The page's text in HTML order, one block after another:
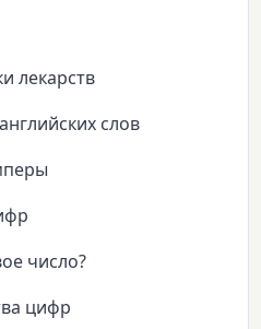
лекарств
слов
число?
цифр